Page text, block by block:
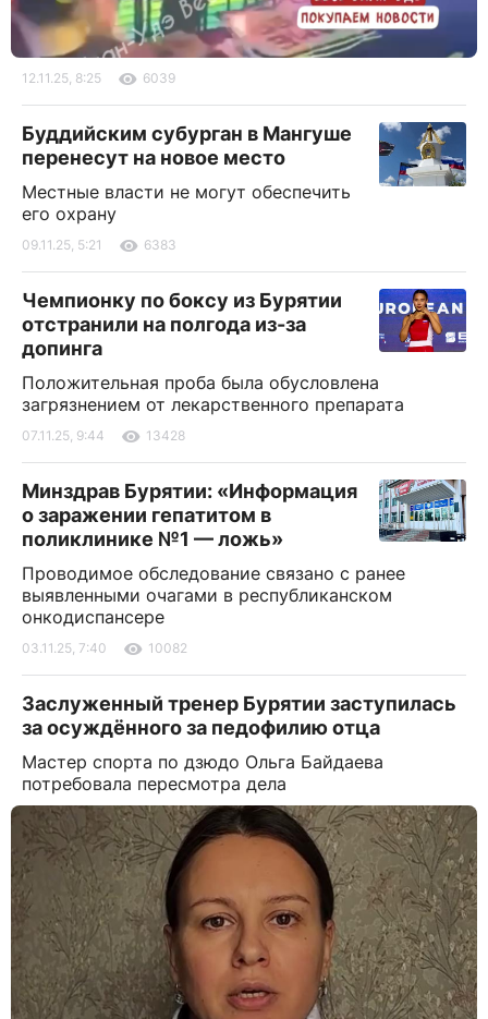
12.11.25, 8:25 6039
Буддийским субурган в Мангуше
перенесут на новое место
Местные власти не могут обеспечить
его охрану
09.11.25, 5:21 6383
Чемпионку по боксу из Бурятии
отстранили на полгода из-за
допинга
Положительная проба была обусловлена
загрязнением от лекарственного препарата
07.11.25, 9:44 13428
Минздрав Бурятии: «Информация
о заражении гепатитом в
поликлинике №1 — ложь»
Проводимое обследование связано с ранее
выявленными очагами в республиканском
онкодиспансере
03.11.25, 7:40 10082
Заслуженный тренер Бурятии заступилась
за осуждённого за педофилию отца
Мастер спорта по дзюдо Ольга Байдаева
потребовала пересмотра дела